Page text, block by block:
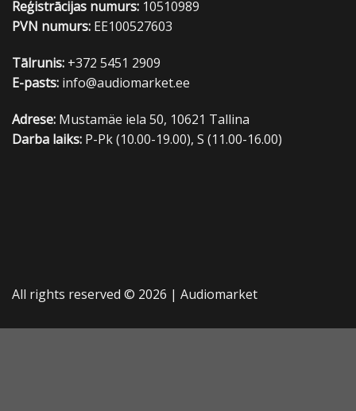
Reģistrācijas numurs: 10510989
PVN numurs: EE100527603
Tālrunis: +372 5451 2909
E-pasts: info@audiomarket.ee
Adrese: Mustamäe iela 50, 10621 Tallina
Darba laiks: P-Pk (10.00-19.00), S (11.00-16.00)
All rights reserved © 2026 | Audiomarket